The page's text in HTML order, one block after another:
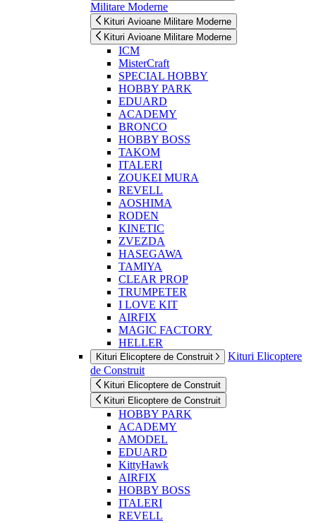
Militare Moderne
Kituri Avioane Militare Moderne
Kituri Avioane Militare Moderne
ICM
MisterCraft
SPECIAL HOBBY
HOBBY PARK
EDUARD
ACADEMY
BRONCO
HOBBY BOSS
TAKOM
ITALERI
ZOUKEI MURA
REVELL
AOSHIMA
RODEN
KINETIC
ZVEZDA
HASEGAWA
TAMIYA
CLEAR PROP
TRUMPETER
I LOVE KIT
AIRFIX
MAGIC FACTORY
HELLER
Kituri Elicoptere de Construit
Kituri Elicoptere
de Construit
Kituri Elicoptere de Construit
Kituri Elicoptere de Construit
HOBBY PARK
ACADEMY
AMODEL
EDUARD
KittyHawk
AIRFIX
HOBBY BOSS
ITALERI
REVELL